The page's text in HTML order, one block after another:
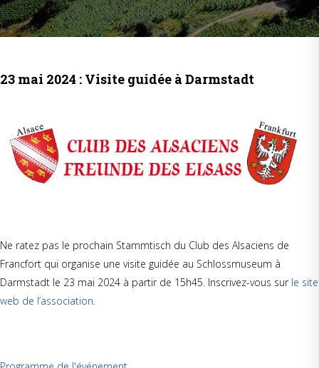
23 mai 2024 : Visite guidée à Darmstadt
Ne ratez pas le prochain Stammtisch du Club des Alsaciens de
Francfort qui organise une visite guidée au Schlossmuseum à
Darmstadt le 23 mai 2024 à partir de 15h45. Inscrivez-vous sur le site
web de l’association